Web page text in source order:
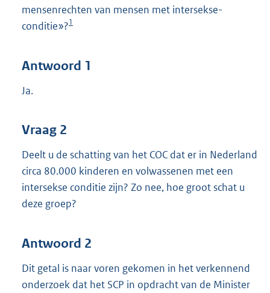
mensenrechten van mensen met intersekse-
conditie»?1
Antwoord 1
Ja.
Vraag 2
Deelt u de schatting van het COC dat er in Nederland
circa 80.000 kinderen en volwassenen met een
intersekse conditie zijn? Zo nee, hoe groot schat u
deze groep?
Antwoord 2
Dit getal is naar voren gekomen in het verkennend
onderzoek dat het SCP in opdracht van de Minister